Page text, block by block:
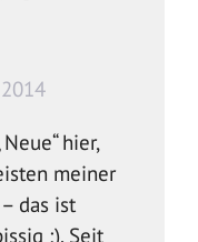
hier,
meiner
das ist
;). Seit